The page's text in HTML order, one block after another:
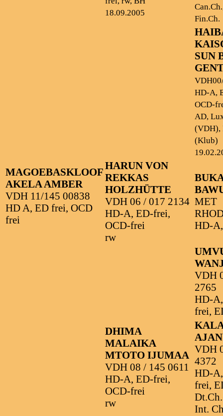
18.09.2005
Fin.Ch.
SUN
HD-A,
OCD-
AD,
(VDH),
(Klub)
MAGOEBASKLOOF
AKELA AMBER
VDH 11/145 00838
HD A, ED frei, OCD
frei
HARUN VON
REKKAS
HOLZHÜTTE
VDH 06 / 017 2134
HD-A, ED-frei,
OCD-frei
rw
MET
HD-
VDH
2765
HD-
frei,
DHIMA
MALAIKA
MTOTO IJUMAA
VDH 08 / 145 0611
HD-A, ED-frei,
OCD-frei
rw
VDH
4372
HD-
frei,
Int.